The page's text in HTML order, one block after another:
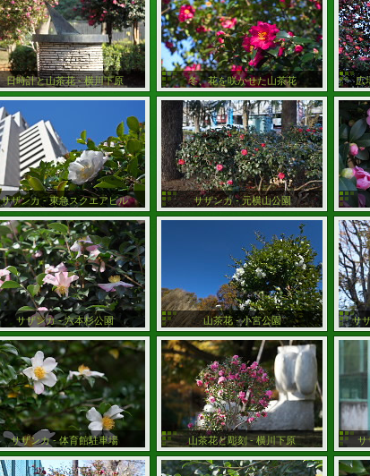
日時計と山茶花 - 横川下原 冬、花を咲かせた山茶花 広
サザンカ - 東急スクエアビル サザンカ - 元横山公園
サザンカ - 六本杉公園 山茶花 - 小宮公園 サ
サザンカ - 体育館駐車場 山茶花と彫刻 - 横川下原 サ